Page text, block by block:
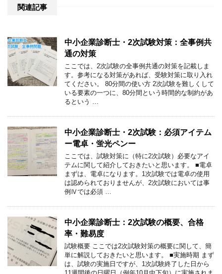
関連記事
中小企業診断士・2次試験対策：全事例共
通の対策
ここでは、2次試験の全事例共通の対策を記載しま
す。参考になる対策があれば、受験対策に取り入れ
てください。 80分間の使い方 2次試験を難しくして
いる要素の一つに、80分間という時間的な制約があ
るという …
中小企業診断士・2次試験：必須アイテム
ー電卓・蛍光ペンー
ここでは、試験対策に（特に2次試験）必要なアイ
テムに関して紹介しておきたいと思います。 ■電卓
まずは、電卓になります。1次試験では電卓の使用
は認められておりませんが、2次試験においては事
例Ⅳでは必須 …
中小企業診断士：2次試験の概要、合格
率・難易度
試験概要 ここでは2次試験対策の概要に関して、簡
単に解説しておきたいと思います。 ■実施時期 まず
は、試験の実施日ですが、1次試験終了した日から